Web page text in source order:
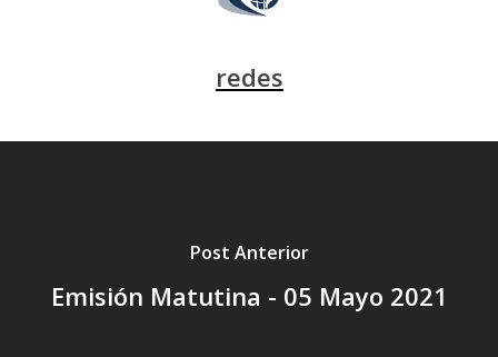
redes
Post Anterior
Emisión Matutina - 05 Mayo 2021